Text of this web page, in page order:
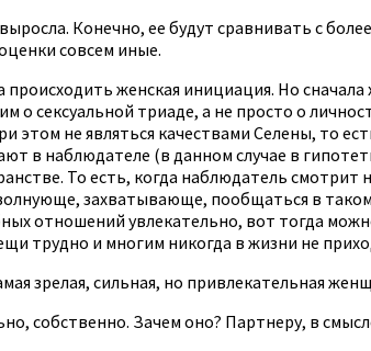
Конечно, ее будут сравнивать с
совсем иные.
женская инициация. Но
сексуальной триаде, а не просто о
не являться качествами Селены, то
в наблюдателе (в данном случае в
То есть, когда наблюдатель смотрит
захватывающе, пообщаться в
отношений увлекательно, вот тогда
трудно и многим никогда в жизни не
зрелая, сильная, но привлекательная
собственно. Зачем оно? Партнеру, в